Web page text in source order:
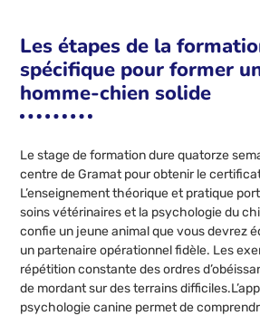
Les étapes de la
spécifique pour former
homme-chien solide
Le stage de formation dure quatorze
centre de Gramat pour obtenir le
L’enseignement théorique et pratique
soins vétérinaires et la psychologie du
confie un jeune animal que vous devrez
un partenaire opérationnel fidèle. Les
répétition constante des ordres
de mordant sur des terrains
psychologie canine permet de